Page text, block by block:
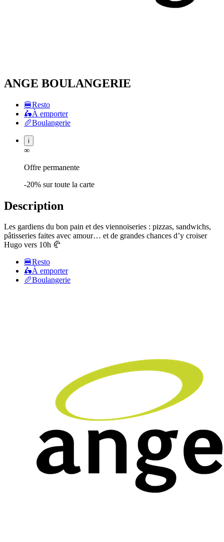
ANGE BOULANGERIE
🍔Resto
🛵À emporter
🥖Boulangerie
i
∞
Offre permanente
-20% sur toute la carte
Description
Les gardiens du bon pain et des viennoiseries : pizzas, sandwichs,
pâtisseries faites avec amour… et de grandes chances d’y croiser
Hugo vers 10h 🥐
🍔Resto
🛵À emporter
🥖Boulangerie